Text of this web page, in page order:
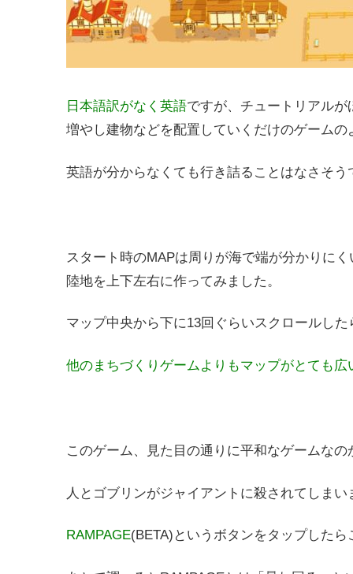
日本語訳がなく英語ですが、チュートリアル
増やし建物などを配置していくだけのゲームの
英語が分からなくても行き詰ることはなさそう
スタート時のMAPは周りが海で端が分かりに
陸地を上下左右に作ってみました。
マップ中央から下に13回ぐらいスクロールし
他のまちづくりゲームよりもマップがとても広
このゲーム、見た目の通りに平和なゲームな
人とゴブリンがジャイアントに殺されてしまい
RAMPAGE(BETA)というボタンをタップしたら